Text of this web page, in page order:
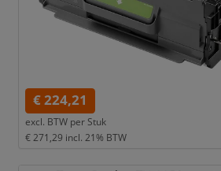
€ 224,21
excl. BTW per Stuk
€ 271,29 incl. 21% BTW